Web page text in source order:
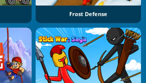
Frost Defense